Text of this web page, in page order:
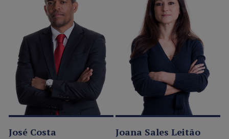
José Costa Joana Sales Leitão